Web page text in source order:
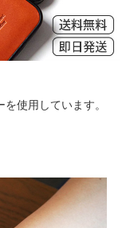
使用しています。